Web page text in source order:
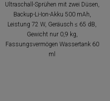
Ultraschall-Sprühen mit zwei Düsen,
Backup-Li-Ion-Akku 500 mAh,
Leistung 72 W, Geräusch ≤ 65 dB,
Gewicht nur 0,9 kg,
Fassungsvermögen Wassertank 60
ml